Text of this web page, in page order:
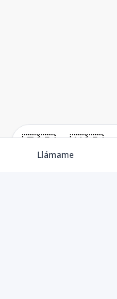
🇪🇸 🇺🇸
Llámame